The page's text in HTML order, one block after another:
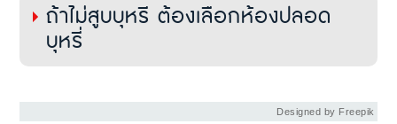
ถ้าไม่สูบบุหรี ต้องเลือกห้องปลอด
บุหรี่
Designed by Freepik